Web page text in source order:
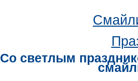
Со светлым